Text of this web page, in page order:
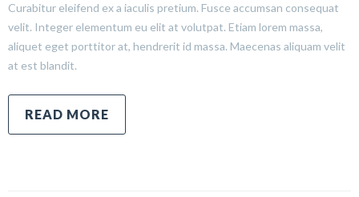
Curabitur eleifend ex a iaculis pretium. Fusce accumsan consequat
velit. Integer elementum eu elit at volutpat. Etiam lorem massa,
aliquet eget porttitor at, hendrerit id massa. Maecenas aliquam velit
at est blandit.
READ MORE